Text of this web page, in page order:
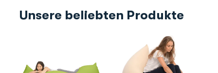
Unsere beliebten Produkte